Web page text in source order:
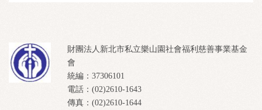
財團法人新北市私立樂山園社會福利慈善事業基金
會
統編：37306101
電話：(02)2610-1643
傳真：(02)2610-1644